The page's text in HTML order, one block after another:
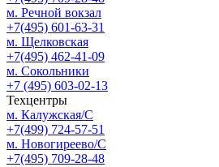
м. Речной вокзал
+7(495) 601-63-31
м. Щелковская
+7(495) 462-41-09
м. Сокольники
+7 (495) 603-02-13
Техцентры
м. Калужская/С
+7(499) 724-57-51
м. Новогиреево/С
+7(495) 709-28-48